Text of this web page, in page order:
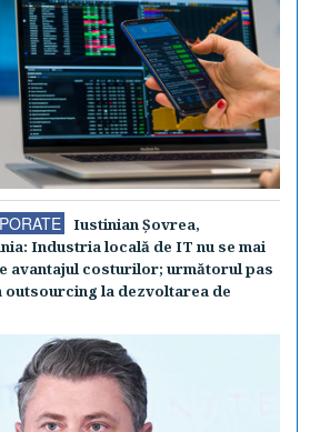
Iustinian Şovrea,
Industria locală de IT nu se mai
avantajul costurilor; următorul pas
outsourcing la dezvoltarea de